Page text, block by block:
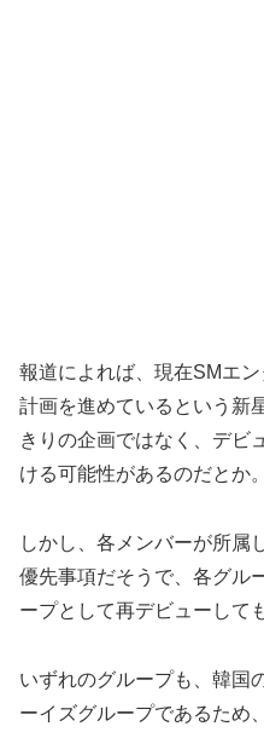
報道によれば、現在SMエ
計画を進めているという新
きりの企画ではなく、デビ
ける可能性があるのだとか。
しかし、各メンバーが所属
優先事項だそうで、各グル
ープとして再デビューして
いずれのグループも、韓国
ーイズグループであるため